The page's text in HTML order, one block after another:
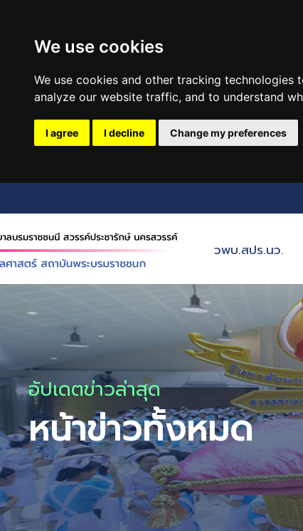
We use cookies
We use cookies and other tracking
analyze our website traffic, and to understand
I agree I decline Change my preferences
วพบ.สปร.นว.
อัปเดตข่าวล่าสุด
หน้าข่าวทั้งหมด